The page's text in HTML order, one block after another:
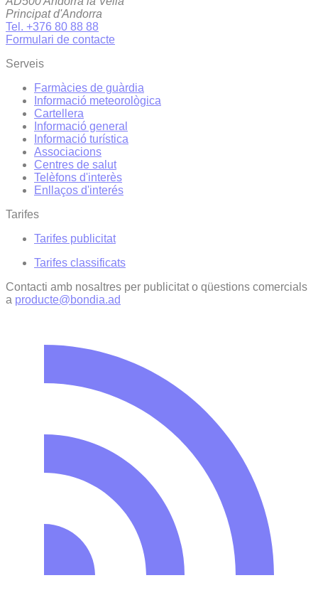
Principat d'Andorra
Tel. +376 80 88 88
Formulari de contacte
Serveis
Farmàcies de guàrdia
Informació meteorològica
Cartellera
Informació general
Informació turística
Associacions
Centres de salut
Telèfons d'interès
Enllaços d'interés
Tarifes
Tarifes publicitat
Tarifes classificats
Contacti amb nosaltres per publicitat o qüestions comercials
a producte@bondia.ad